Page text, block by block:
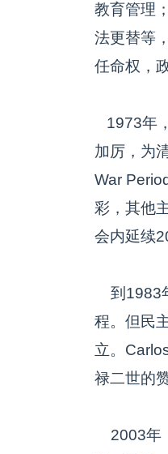
教育管理
法更替等
任命权，
1973年
加厉，为
War
彩，其他
会内延续
到1983
程。但民
立。
禄二世的
2003年